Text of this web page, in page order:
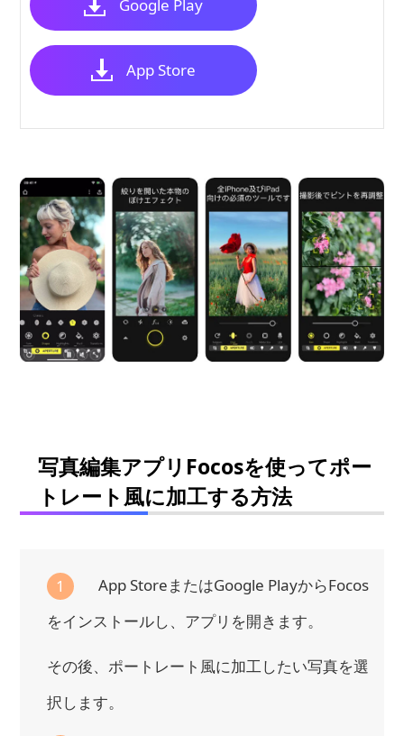
Google Play
App Store
写真編集アプリFocosを使ってポー
トレート風に加工する方法
1
App StoreまたはGoogle PlayからFocos
をインストールし、アプリを開きます。
その後、ポートレート風に加工したい写真を選
択します。